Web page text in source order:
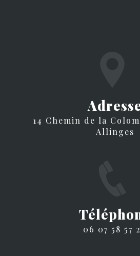
14 Chemin de la Colombière, 74200
Allinges
06 07 58 57